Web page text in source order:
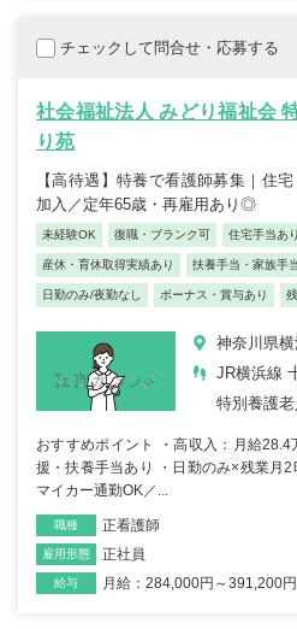
チェックして問合せ・応募する
社会福祉法人 みどり福祉会
り苑
【高待遇】特養で看護師募集｜住
加入／定年65歳・再雇用あり◎
未経験OK 復職・ブランク可 住宅手当あり
産休・育休取得実績あり 扶養手当・家族手
日勤のみ/夜勤なし ボーナス・賞与あり
神奈川県
JR横浜線
特別養護
おすすめポイント ・高収入：月給
援・扶養手当あり ・日勤のみ×残業月2
マイカー通勤OK／...
職種 正看護師
雇用形態 正社員
給与 月給：284,000円～391,200円